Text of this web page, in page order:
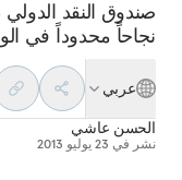
صندوق النقد الدولي
نجاحاً محدوداً في
عربي
الحسن عاشي
نشر في 23 يوليو 2013